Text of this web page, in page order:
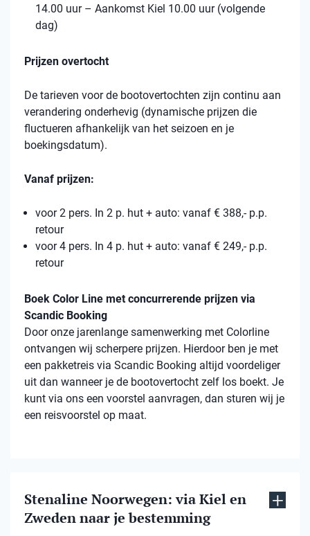
14.00 uur – Aankomst Kiel 10.00 uur (volgende
dag)
Prijzen overtocht
De tarieven voor de bootovertochten zijn continu aan
verandering onderhevig (dynamische prijzen die
fluctueren afhankelijk van het seizoen en je
boekingsdatum).
Vanaf prijzen:
voor 2 pers. In 2 p. hut + auto: vanaf € 388,- p.p.
retour
voor 4 pers. In 4 p. hut + auto: vanaf € 249,- p.p.
retour
Boek Color Line met concurrerende prijzen via
Scandic Booking
Door onze jarenlange samenwerking met Colorline
ontvangen wij scherpere prijzen. Hierdoor ben je met
een pakketreis via Scandic Booking altijd voordeliger
uit dan wanneer je de bootovertocht zelf los boekt. Je
kunt via ons een voorstel aanvragen, dan sturen wij je
een reisvoorstel op maat.
Stenaline Noorwegen: via Kiel en
Zweden naar je bestemming